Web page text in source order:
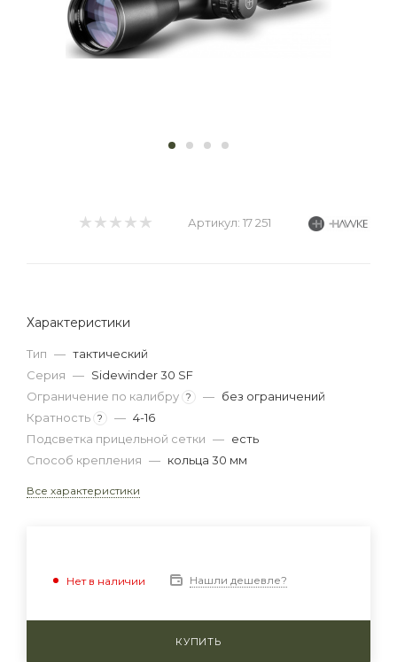
Артикул: 17 251
Характеристики
Тип — тактический
Серия — Sidewinder 30 SF
Ограничение по калибру ? — без ограничений
Кратность ? — 4-16
Подсветка прицельной сетки — есть
Способ крепления — кольца 30 мм
Все характеристики
Нет в наличии Нашли дешевле?
КУПИТЬ